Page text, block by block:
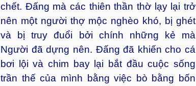
chết. Đấng mà các thiên thần thờ lạy lại trở
nên một người thợ mộc nghèo khó, bị ghét
và bị truy đuổi bởi chính những kẻ mà
Người đã dựng nên. Đấng đã khiến cho cá
bơi lội và chim bay lại bắt đầu cuộc sống
trần thế của mình bằng việc bò bằng bốn